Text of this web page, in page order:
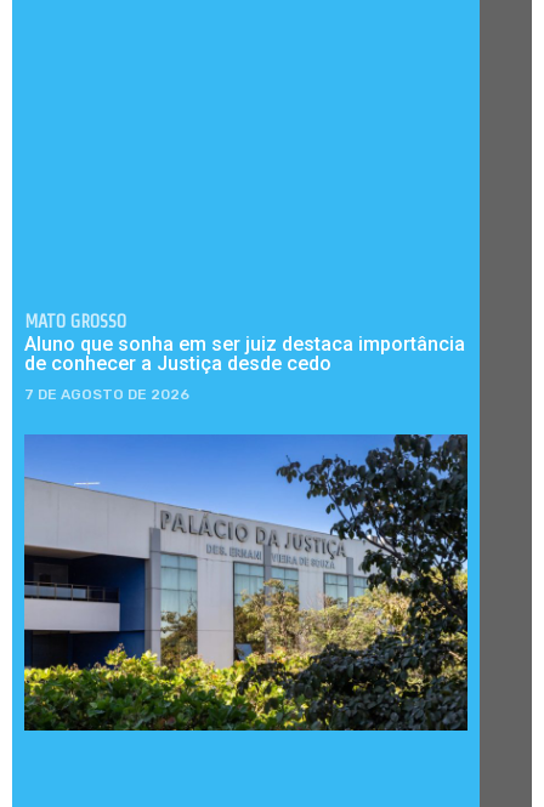
MATO GROSSO
Aluno que sonha em ser juiz destaca importância
de conhecer a Justiça desde cedo
7 DE AGOSTO DE 2026